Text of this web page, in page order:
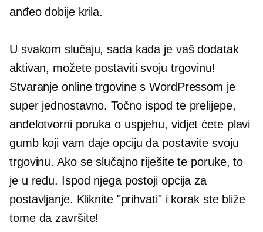
anđeo dobije krila.
U svakom slučaju, sada kada je vaš dodatak
aktivan, možete postaviti svoju trgovinu!
Stvaranje online trgovine s WordPressom je
super jednostavno. Točno ispod te prelijepe,
anđelotvorniporuka o uspjehu, vidjet ćete plavi
gumb koji vam daje opciju da postavite svoju
trgovinu. Ako se slučajno riješite te poruke, to
je u redu. Ispod njega postoji opcija za
postavljanje. Kliknite "prihvati" i korak ste bliže
tome da završite!